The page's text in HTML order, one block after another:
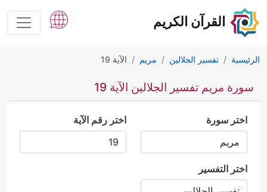
القرآن الكريم
الرئيسية تفسير الجلالين مريم الآية 19
سورة مريم تفسير الجلالين الآية 19
اختر سورة اختر رقم الآية
اختر التفسير